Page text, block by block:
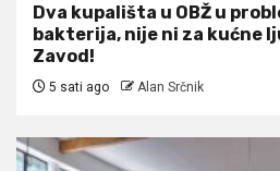
Dva kupališta u OBŽ u
bakterija, nije ni za kućne
Zavod!
5 sati ago Alan Srčnik